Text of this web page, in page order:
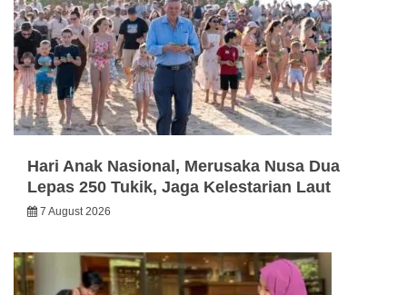
Hari Anak Nasional, Merusaka Nusa Dua
Lepas 250 Tukik, Jaga Kelestarian Laut
7 August 2026